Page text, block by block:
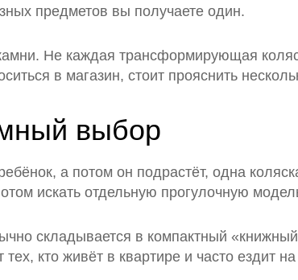
предметов вы получаете один.
Не каждая трансформирующая
в магазин, стоит прояснить
выбор
а потом он подрастёт, одна
искать отдельную прогулочную
складывается в компактный
кто живёт в квартире и часто ездит